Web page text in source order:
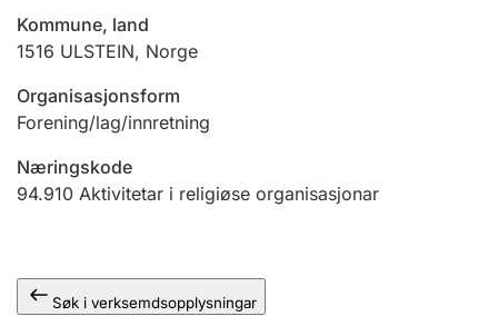
Kommune, land
1516 ULSTEIN, Norge
Organisasjonsform
Forening/lag/innretning
Næringskode
94.910 Aktivitetar i religiøse organisasjonar
Søk i verksemdsopplysningar